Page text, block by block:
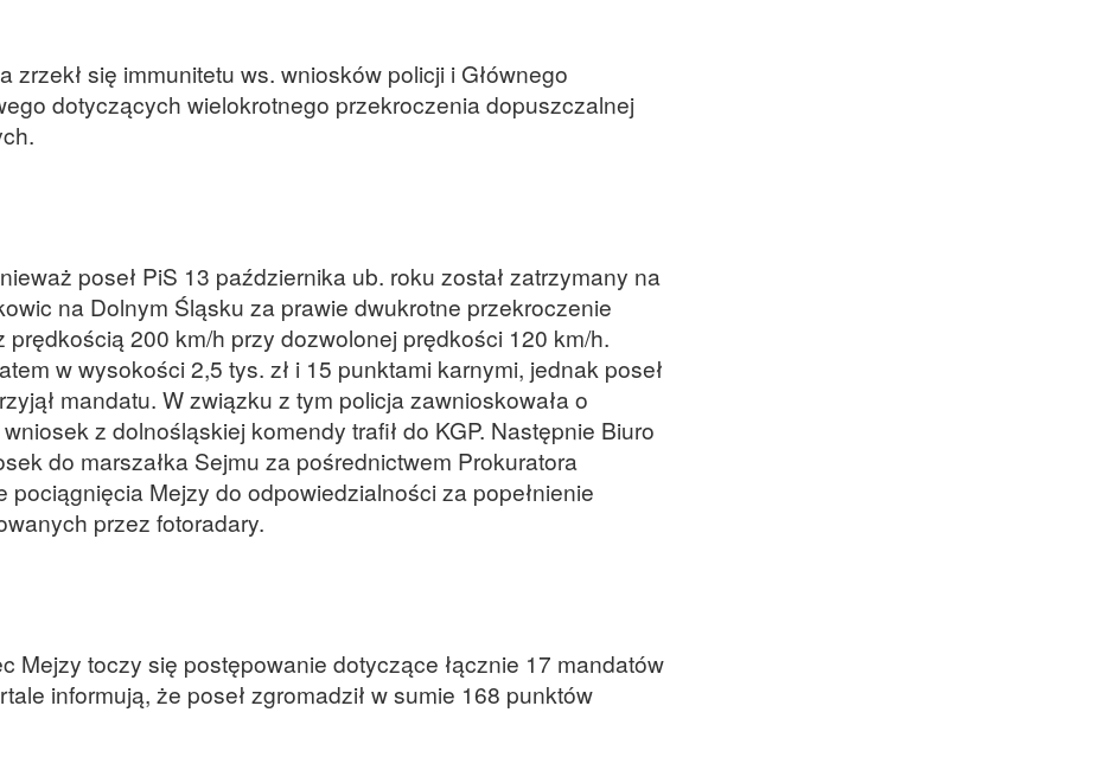
się immunitetu ws. wniosków policji i Głównego
dotyczących wielokrotnego przekroczenia dopuszczalnej
poseł PiS 13 października ub. roku został zatrzymany na
na Dolnym Śląsku za prawie dwukrotne przekroczenie
prędkością 200 km/h przy dozwolonej prędkości 120 km/h.
w wysokości 2,5 tys. zł i 15 punktami karnymi, jednak poseł
mandatu. W związku z tym policja zawnioskowała o
z dolnośląskiej komendy trafił do KGP. Następnie Biuro
do marszałka Sejmu za pośrednictwem Prokuratora
pociągnięcia Mejzy do odpowiedzialności za popełnienie
przez fotoradary.
Mejzy toczy się postępowanie dotyczące łącznie 17 mandatów
informują, że poseł zgromadził w sumie 168 punktów